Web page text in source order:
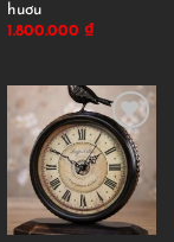
huơu
1.800.000 ₫